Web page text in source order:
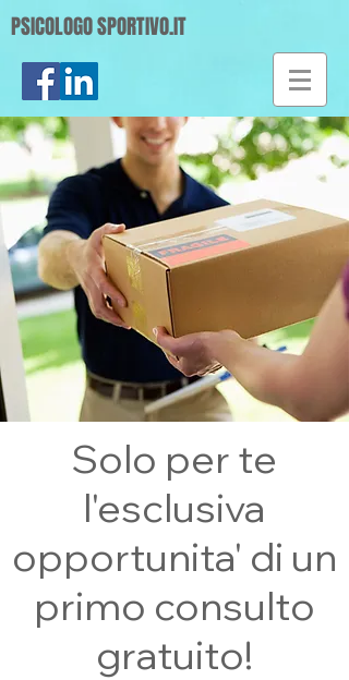
PSICOLOGO SPORTIVO.IT
Solo per te
l'esclusiva
opportunita' di un
primo consulto
gratuito!